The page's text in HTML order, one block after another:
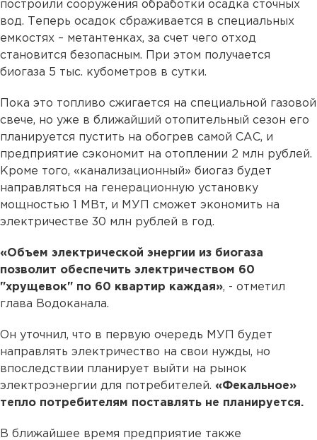
построили сооружения обработки осадка сточных
вод. Теперь осадок сбраживается в специальных
емкостях – метантенках, за счет чего отход
становится безопасным. При этом получается
биогаза 5 тыс. кубометров в сутки.
Пока это топливо сжигается на специальной газовой
свече, но уже в ближайший отопительный сезон его
планируется пустить на обогрев самой САС, и
предприятие сэкономит на отоплении 2 млн рублей.
Кроме того, «канализационный» биогаз будет
направляться на генерационную установку
мощностью 1 МВт, и МУП сможет экономить на
электричестве 30 млн рублей в год.
«Объем электрической энергии из биогаза
позволит обеспечить электричеством 60
"хрущевок" по 60 квартир каждая», - отметил
глава Водоканала.
Он уточнил, что в первую очередь МУП будет
направлять электричество на свои нужды, но
впоследствии планирует выйти на рынок
электроэнергии для потребителей. «Фекальное»
тепло потребителям поставлять не планируется.
В ближайшее время предприятие также